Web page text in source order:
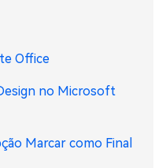
Office
no Microsoft
Marcar como Final